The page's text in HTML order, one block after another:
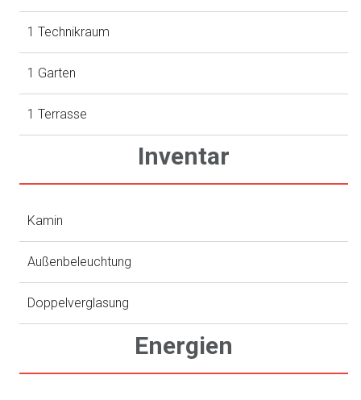
1 Technikraum
1 Garten
1 Terrasse
Inventar
Kamin
Außenbeleuchtung
Doppelverglasung
Energien